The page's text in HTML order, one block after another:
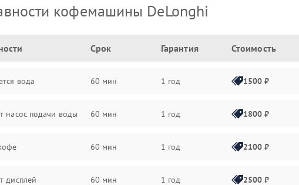
кофемашины DeLonghi
Срок Гарантия Стоимость
вода 60 мин 1 год 1500 ₽
насос подачи воды 60 мин 1 год 1800 ₽
60 мин 1 год 2100 ₽
дисплей 60 мин 1 год 2500 ₽